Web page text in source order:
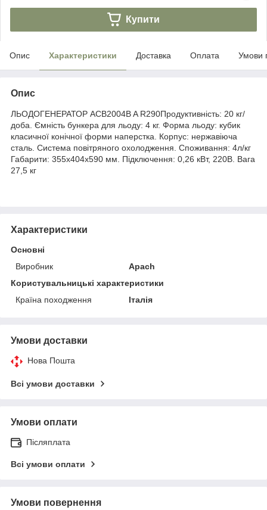
Купити
Опис Характеристики Доставка Оплата Умови
Опис
ЛЬОДОГЕНЕРАТОР ACB2004B A R290Продуктивність: 20 кг/
доба. Ємність бункера для льоду: 4 кг. Форма льоду: кубик
класичної конічної форми наперстка. Корпус: нержавіюча
сталь. Система повітряного охолодження. Споживання: 4л/кг
Габарити: 355х404х590 мм. Підключення: 0,26 кВт, 220В. Вага
27,5 кг
Характеристики
Основні
Виробник
Apach
Користувальницькі характеристики
Країна походження
Італія
Умови доставки
Нова Пошта
Всі умови доставки
Умови оплати
Післяплата
Всі умови оплати
Умови повернення